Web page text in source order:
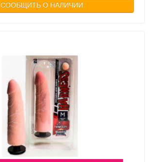
СООБЩИТЬ О НАЛИЧИИ